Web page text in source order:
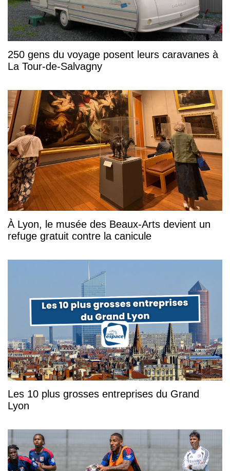
250 gens du voyage posent leurs caravanes à
La Tour-de-Salvagny
À Lyon, le musée des Beaux-Arts devient un
refuge gratuit contre la canicule
Les 10 plus grosses entreprises du Grand
Lyon